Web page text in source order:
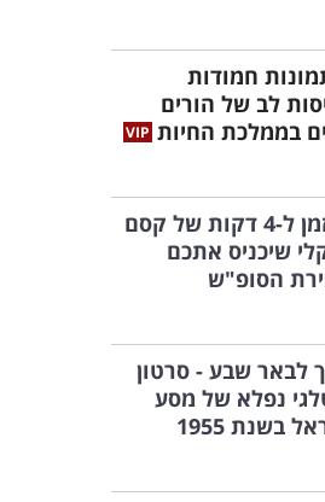
תמונות חמודות
לב של הורים
בממלכת החיות
פנו זמן ל-4 דקות של קסם
שיכניס אתכם
הסופ"ש
לבאר שבע - סרטון
נפלא של מסע
בשנת 1955